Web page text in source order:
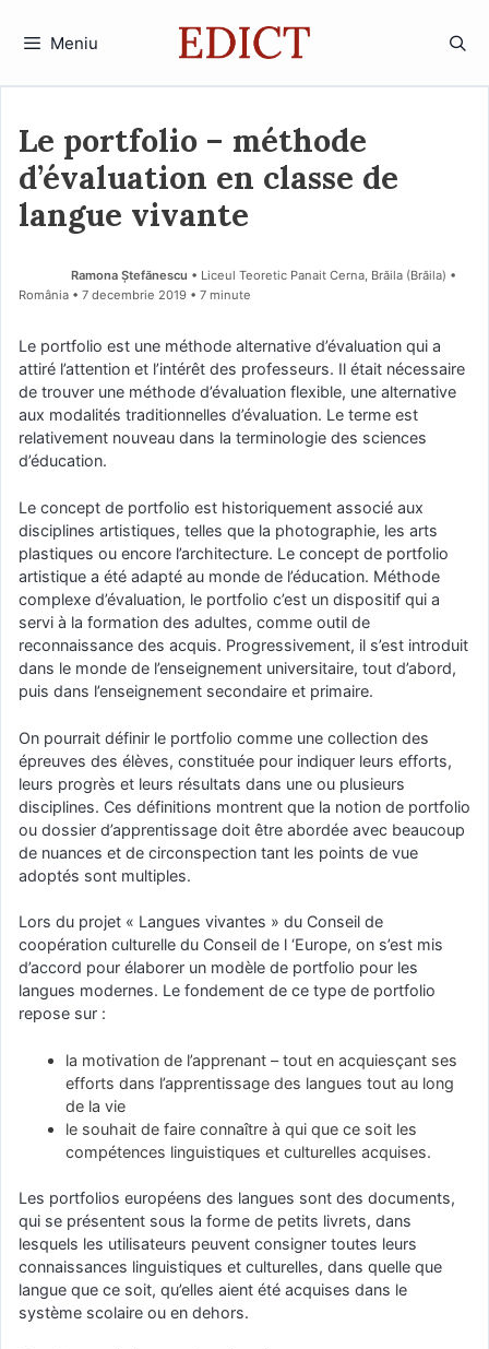
Meniu
Le portfolio – méthode
d’évaluation en classe de
langue vivante
Ramona Ştefănescu • Liceul Teoretic Panait Cerna, Brăila (Brăila) •
România
7 decembrie 2019 • 7 minute
Le portfolio est une méthode alternative d’évaluation qui a
attiré l’attention et l’intérêt des professeurs. Il était nécessaire
de trouver une méthode d’évaluation flexible, une alternative
aux modalités traditionnelles d’évaluation. Le terme est
relativement nouveau dans la terminologie des sciences
d’éducation.
Le concept de portfolio est historiquement associé aux
disciplines artistiques, telles que la photographie, les arts
plastiques ou encore l’architecture. Le concept de portfolio
artistique a été adapté au monde de l’éducation. Méthode
complexe d’évaluation, le portfolio c’est un dispositif qui a
servi à la formation des adultes, comme outil de
reconnaissance des acquis. Progressivement, il s’est introduit
dans le monde de l’enseignement universitaire, tout d’abord,
puis dans l’enseignement secondaire et primaire.
On pourrait définir le portfolio comme une collection des
épreuves des élèves, constituée pour indiquer leurs efforts,
leurs progrès et leurs résultats dans une ou plusieurs
disciplines. Ces définitions montrent que la notion de portfolio
ou dossier d’apprentissage doit être abordée avec beaucoup
de nuances et de circonspection tant les points de vue
adoptés sont multiples.
Lors du projet « Langues vivantes » du Conseil de
coopération culturelle du Conseil de l ‘Europe, on s’est mis
d’accord pour élaborer un modèle de portfolio pour les
langues modernes. Le fondement de ce type de portfolio
repose sur :
la motivation de l’apprenant – tout en acquiesçant ses
efforts dans l’apprentissage des langues tout au long
de la vie
le souhait de faire connaître à qui que ce soit les
compétences linguistiques et culturelles acquises.
Les portfolios européens des langues sont des documents,
qui se présentent sous la forme de petits livrets, dans
lesquels les utilisateurs peuvent consigner toutes leurs
connaissances linguistiques et culturelles, dans quelle que
langue que ce soit, qu’elles aient été acquises dans le
système scolaire ou en dehors.